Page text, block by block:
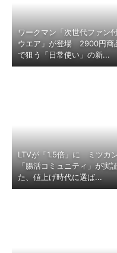
ワークマン「次世代ファン
ウエア」が登場 2900円商
で狙う「日常使い」の新...
LTVが「1.5倍」に ミツカ
「腸活コミュニティ」が実
た、値上げ時代に選ば...